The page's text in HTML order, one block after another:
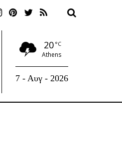
20 °C
Athens
7 - Αυγ - 2026